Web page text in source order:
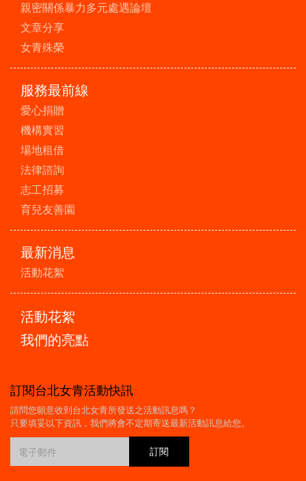
親密關係暴力多元處遇論壇
文章分享
女青殊榮
服務最前線
愛心捐贈
機構實習
場地租借
法律諮詢
志工招募
育兒友善園
最新消息
活動花絮
活動花絮
我們的亮點
訂閱台北女青活動快訊
請問您願意收到台北女青所發送之活動訊息嗎？
只要填妥以下資訊，我們將會不定期寄送最新活動訊息給您。